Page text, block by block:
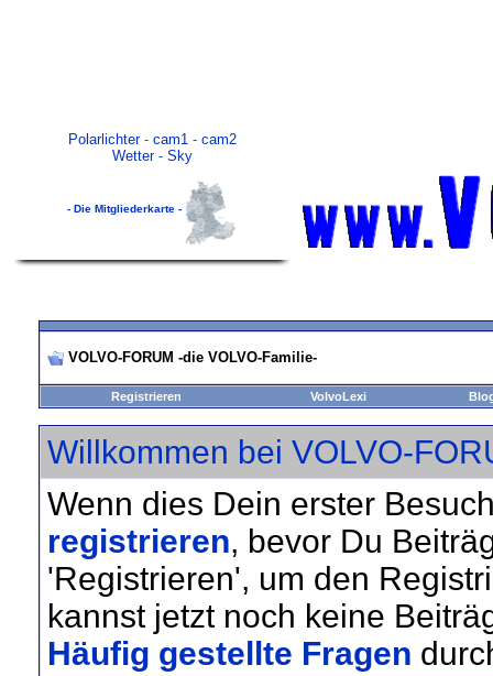
Polarlichter- cam1- cam2
Wetter- Sky
- Die Mitgliederkarte -
VOLVO-FORUM -die VOLVO-Familie-
Registrieren VolvoLexi
Willkommen bei VOLVO-
Wenn dies Dein erster
registrieren, bevor Du
'Registrieren', um den
kannst jetzt noch keine
Häufig gestellte Fragen